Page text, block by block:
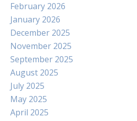
February 2026
January 2026
December 2025
November 2025
September 2025
August 2025
July 2025
May 2025
April 2025